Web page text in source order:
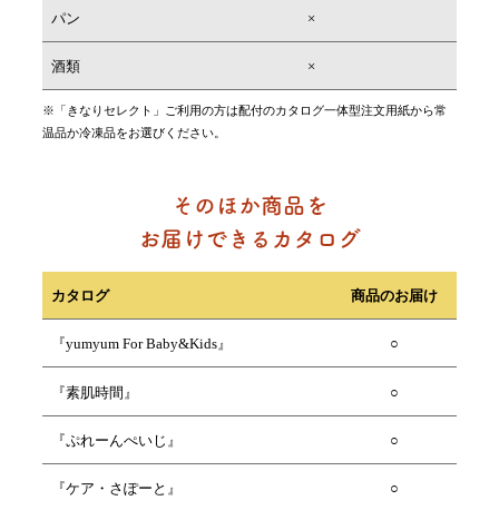
パン ×
酒類 ×
※「きなりセレクト」ご利用の方は配付のカタログ一体型注文用紙から常
温品か冷凍品をお選びください。
カタログ 商品のお届け
『yumyum For Baby&Kids』 ○
『素肌時間』 ○
『ぷれーんぺいじ』 ○
『ケア・さぽーと』 ○